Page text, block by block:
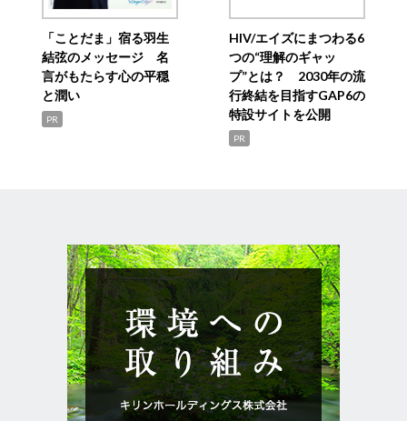
「ことだま」宿る羽生
結弦のメッセージ 名
言がもたらす心の平穏
と潤い
PR
HIV/エイズにまつわる6
つの“理解のギャッ
プ”とは？ 2030年の流
行終結を目指すGAP6の
特設サイトを公開
PR